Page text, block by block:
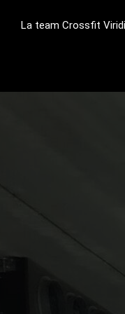
La team Crossfit